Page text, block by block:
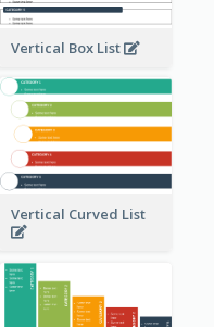
Vertical Box List
Vertical Curved List